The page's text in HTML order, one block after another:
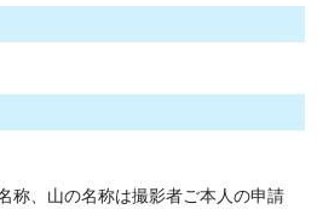
称、山の名称は撮影者ご本人の申請